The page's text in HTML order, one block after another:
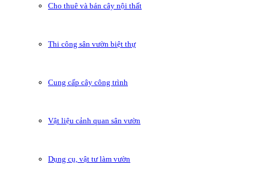
Cho thuê và bán cây nội thất
Thi công sân vườn biệt thự
Cung cấp cây công trình
Vật liệu cảnh quan sân vườn
Dụng cụ, vật tư làm vườn